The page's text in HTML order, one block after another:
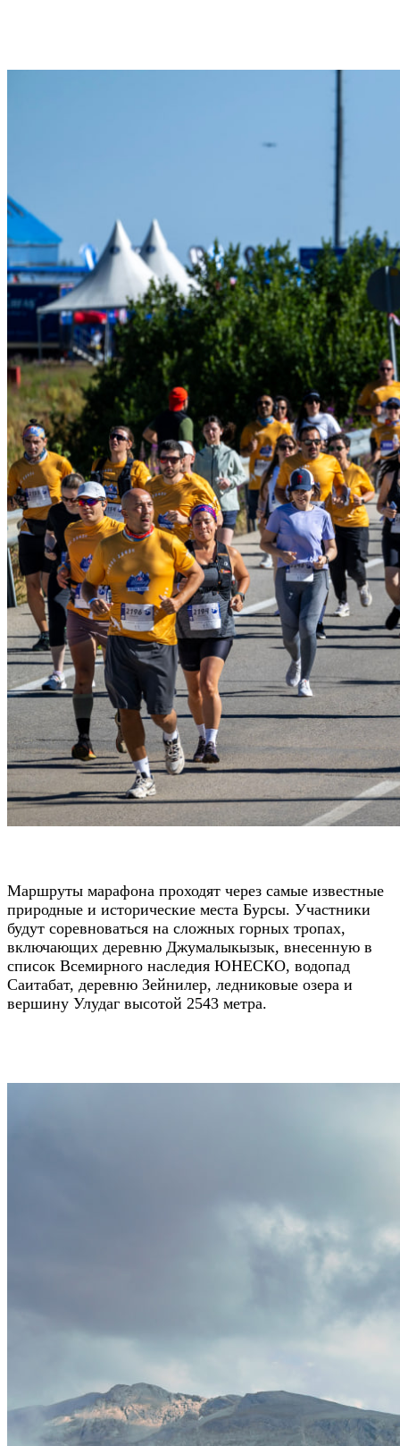
Маршруты марафона проходят через самые известные
природные и исторические места Бурсы. Участники
будут соревноваться на сложных горных тропах,
включающих деревню Джумалыкызык, внесенную в
список Всемирного наследия ЮНЕСКО, водопад
Саитабат, деревню Зейнилер, ледниковые озера и
вершину Улудаг высотой 2543 метра.